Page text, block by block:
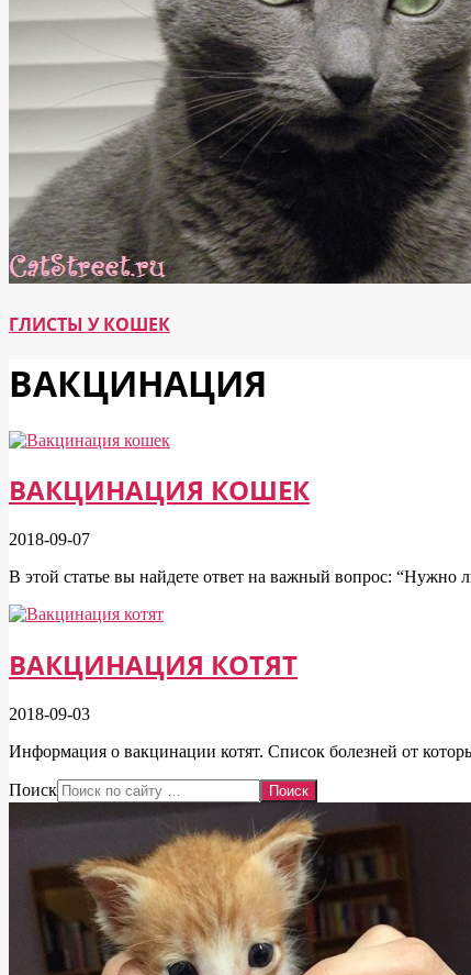
ГЛИСТЫ У КОШЕК
ВАКЦИНАЦИЯ
ВАКЦИНАЦИЯ КОШЕК
2018-09-07
В этой статье вы найдете ответ на важный вопрос: “Нужно
ВАКЦИНАЦИЯ КОТЯТ
2018-09-03
Информация о вакцинации котят. Список болезней от
Поиск